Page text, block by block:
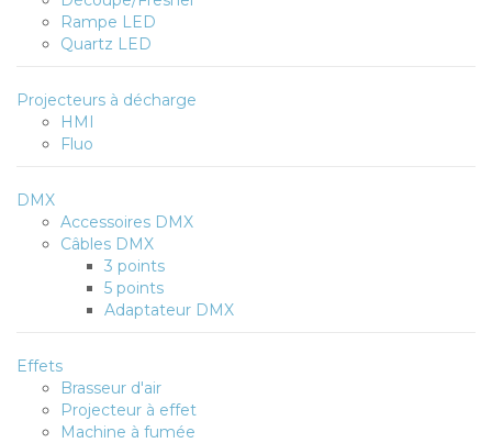
Rampe LED
Quartz LED
Projecteurs à décharge
HMI
Fluo
DMX
Accessoires DMX
Câbles DMX
3 points
5 points
Adaptateur DMX
Effets
Brasseur d'air
Projecteur à effet
Machine à fumée